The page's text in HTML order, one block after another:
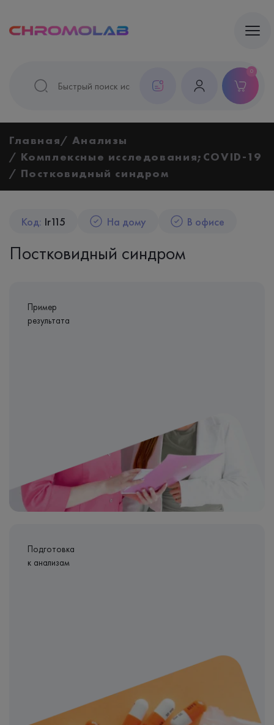
0
Главная
Анализы
Комплексные исследования;COVID-19
Постковидный синдром
Код: Ir115 На дому В офисе
Постковидный синдром
Пример
результата
Подготовка
к анализам